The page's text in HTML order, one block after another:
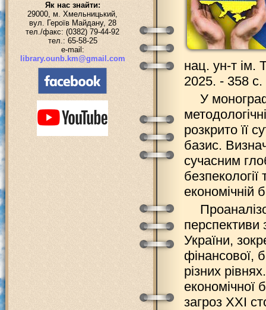
Як нас знайти:
29000, м. Хмельницький,
вул. Героїв Майдану, 28
тел./факс: (0382) 79-44-92
тел.: 65-58-25
e-mail:
library.ounb.km@gmail.com
нац. ун-т ім.
2025. - 358 с.
У
розкрито її
базис.
сучасним
економічній
перспективи
України,
фінансової,
різних
економічної
загроз ХХІ